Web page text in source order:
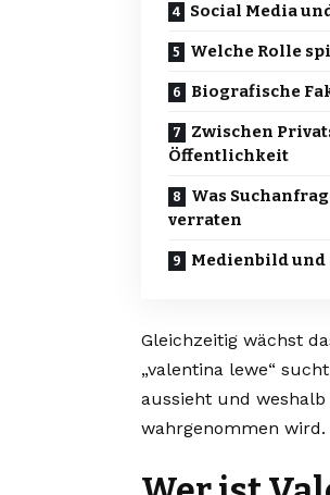
Social Media
Welche Rolle
Biografische
Zwischen
Öffentlichkeit
Was
verraten
Medienbild
Gleichzeitig wächst
„valentina lewe“
aussieht und
wahrgenommen wird.